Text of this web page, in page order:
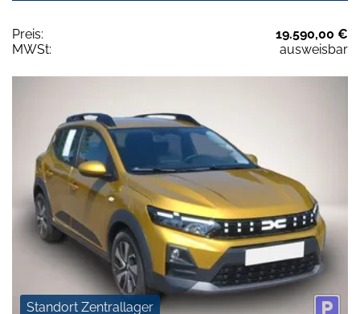
Preis:
19.590,00 €
MWSt:
ausweisbar
Standort Zentrallager